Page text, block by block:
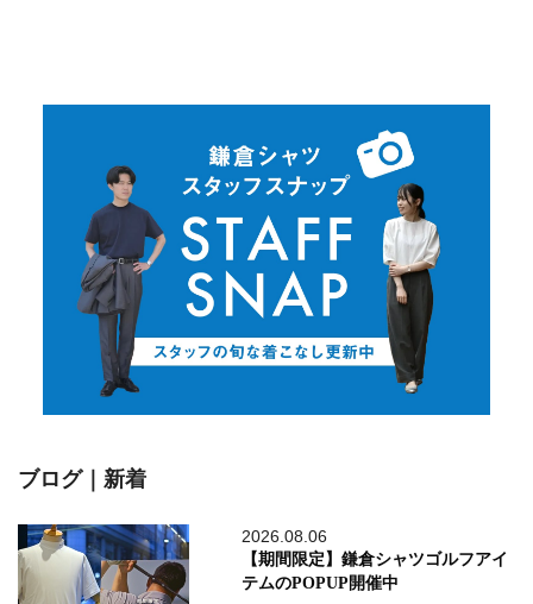
ブログ｜新着
2026.08.06
【期間限定】鎌倉シャツゴルフアイ
テムのPOPUP開催中